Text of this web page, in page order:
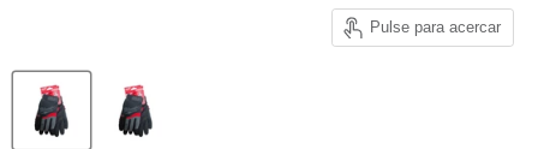
Pulse para acercar